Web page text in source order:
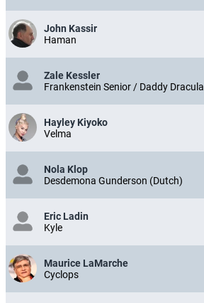
John Kassir
Haman
Zale Kessler
Frankenstein Senior / Daddy Dracula
Hayley Kiyoko
Velma
Nola Klop
Desdemona Gunderson (Dutch)
Eric Ladin
Kyle
Maurice LaMarche
Cyclops